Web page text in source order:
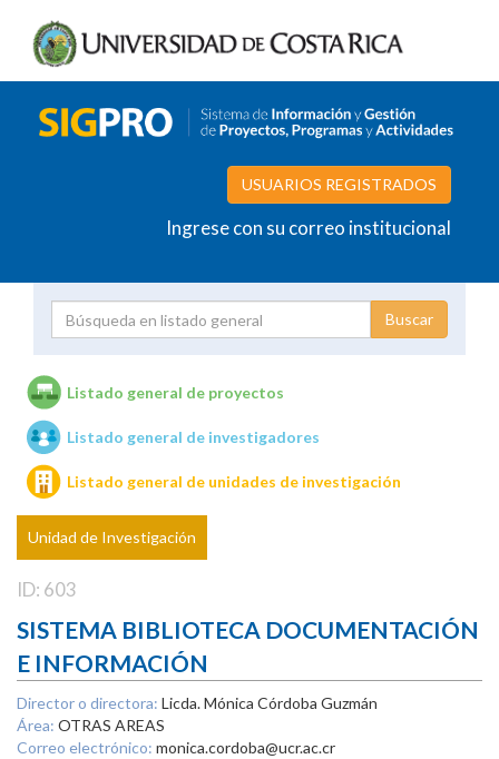
USUARIOS REGISTRADOS
Ingrese con su correo institucional
Unidades de investigación
Listado general de proyectos
Listado general de investigadores
Listado general de unidades de investigación
Unidad de Investigación
ID: 603
SISTEMA BIBLIOTECA DOCUMENTACIÓN
E INFORMACIÓN
Director o directora: Licda. Mónica Córdoba Guzmán
Área: OTRAS AREAS
Correo electrónico: monica.cordoba@ucr.ac.cr